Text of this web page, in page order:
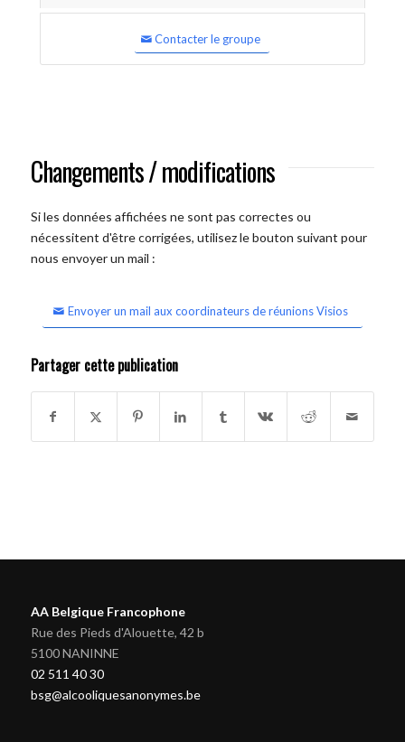
Contacter le groupe
Changements / modifications
Si les données affichées ne sont pas correctes ou
nécessitent d'être corrigées, utilisez le bouton suivant pour
nous envoyer un mail :
Envoyer un mail aux coordinateurs de réunions Visios
Partager cette publication
AA Belgique Francophone
Rue des Pieds d'Alouette, 42 b
5100 NANINNE
02 511 40 30
bsg@alcooliquesanonymes.be